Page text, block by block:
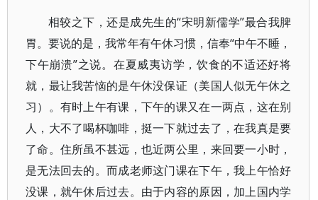
相较之下，还是成先生的“宋明新儒学”最合我脾
胃。要说的是，我常年有午休习惯，信奉“中午不睡，
下午崩溃”之说。在夏威夷访学，饮食的不适还好将
就，最让我苦恼的是午休没保证（美国人似无午休之
习）。有时上午有课，下午的课又在一两点，这在别
人，大不了喝杯咖啡，挺一下就过去了，在我真是要
了命。住所虽不甚远，也近两公里，来回要一小时，
是无法回去的。而成老师这门课在下午，我上午恰好
没课，就午休后过去。由于内容的原因，加上国内学